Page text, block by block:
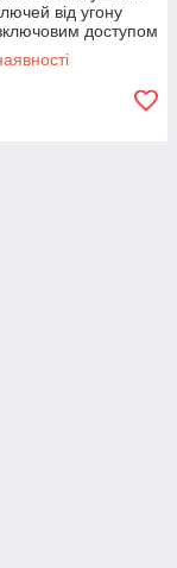
від угону
доступом